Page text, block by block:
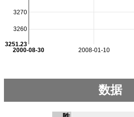
2008-01-10
2000-08-30
3260
3270
3251.23
数据